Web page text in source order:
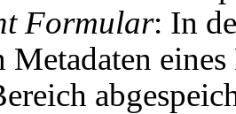
Formular: In
Metadaten